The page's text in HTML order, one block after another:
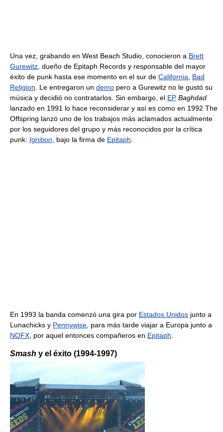
Una vez, grabando en West Beach Studio, conocieron a Brett
Gurewitz, dueño de Epitaph Records y responsable del mayor
éxito de punk hasta ese momento en el sur de California, Bad
Religion. Le entregaron un demo pero a Gurewitz no le gustó su
música y decidió no contratarlos. Sin embargo, el EP Baghdad
lanzado en 1991 lo hace reconsiderar y así es como en 1992 The
Offspring lanzó uno de los trabajos más aclamados actualmente
por los seguidores del grupo y más reconocidos por la crítica
punk: Ignition, bajo la firma de Epitaph.
En 1993 la banda comenzó una gira por Estados Unidos junto a
Lunachicks y Pennywise, para más tarde viajar a Europa junto a
NOFX, por aquel entonces compañeros en Epitaph.
Smash y el éxito (1994-1997)